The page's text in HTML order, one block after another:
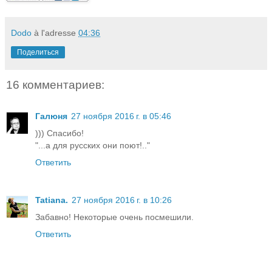
Dodo à l'adresse 04:36
Поделиться
16 комментариев:
Галюня 27 ноября 2016 г. в 05:46
))) Спасибо!
"...а для русских они поют!.."
Ответить
Tatiana. 27 ноября 2016 г. в 10:26
Забавно! Некоторые очень посмешили.
Ответить